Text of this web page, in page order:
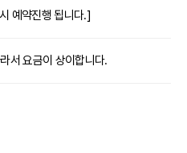
예약진행 됩니다.]
서 요금이 상이합니다.